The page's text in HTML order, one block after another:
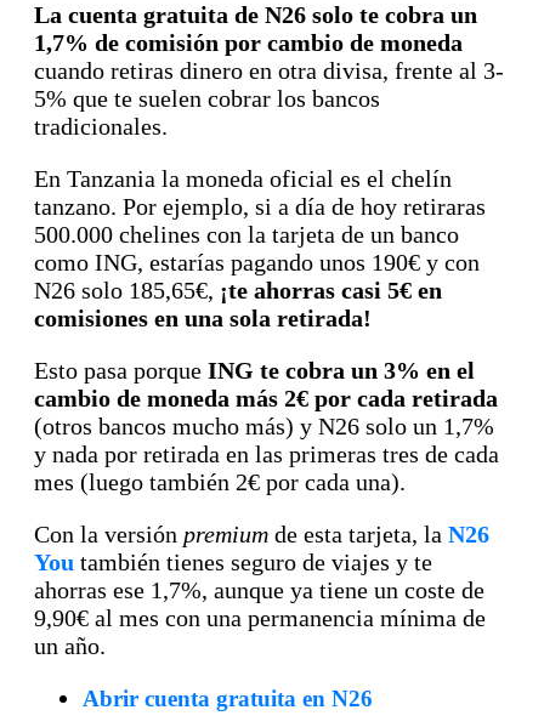
La cuenta gratuita de N26 solo te cobra un
1,7% de comisión por cambio de moneda
cuando retiras dinero en otra divisa, frente al 3-
5% que te suelen cobrar los bancos
tradicionales.
En Tanzania la moneda oficial es el chelín
tanzano. Por ejemplo, si a día de hoy retiraras
500.000 chelines con la tarjeta de un banco
como ING, estarías pagando unos 190€ y con
N26 solo 185,65€, ¡te ahorras casi 5€ en
comisiones en una sola retirada!
Esto pasa porque ING te cobra un 3% en el
cambio de moneda más 2€ por cada retirada
(otros bancos mucho más) y N26 solo un 1,7%
y nada por retirada en las primeras tres de cada
mes (luego también 2€ por cada una).
Con la versión premium de esta tarjeta, la N26
You también tienes seguro de viajes y te
ahorras ese 1,7%, aunque ya tiene un coste de
9,90€ al mes con una permanencia mínima de
un año.
Abrir cuenta gratuita en N26